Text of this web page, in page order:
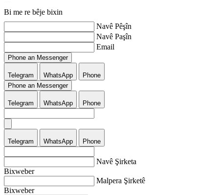
Bi me re bêje bixin
Navê Pêşîn
Navê Paşîn
Email
Phone an Messenger
Telegram WhatsApp
Phone
Phone an Messenger
Telegram WhatsApp Phone
Telegram WhatsApp Phone
Navê Şirketa
Bixweber
Malpera Şirketê
Bixweber